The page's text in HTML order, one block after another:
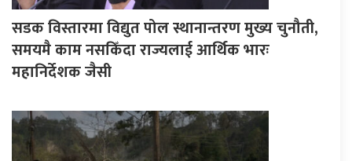
सडक विस्तारमा विद्युत पोल स्थानान्तरण मुख्य चुनौती,
समयमै काम नसकिँदा राज्यलाई आर्थिक भारः
महानिर्देशक जैसी